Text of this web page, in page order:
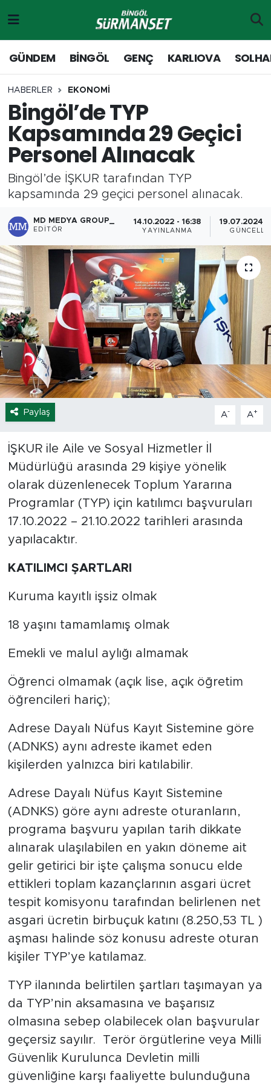
GÜNDEM BİNGÖL GENÇ KARLIOVA
HABERLER EKONOMİ
Bingöl’de TYP
Kapsamında 29 Geçici
Personel Alınacak
Bingöl’de İŞKUR tarafından TYP
kapsamında 29 geçici personel alınacak.
MD MEDYA GROUP_
EDITÖR
14.10.2022 - 16:38
YAYINLANMA
19.07.2024 -
Paylaş A- A+
İŞKUR ile Aile ve Sosyal Hizmetler İl
Müdürlüğü arasında 29 kişiye yönelik
olarak düzenlenecek Toplum Yararına
Programlar (TYP) için katılımcı başvuruları
17.10.2022 – 21.10.2022 tarihleri arasında
yapılacaktır.
KATILIMCI ŞARTLARI
Kuruma kayıtlı işsiz olmak
18 yaşını tamamlamış olmak
Emekli ve malul aylığı almamak
Öğrenci olmamak (açık lise, açık öğretim
öğrencileri hariç);
Adrese Dayalı Nüfus Kayıt Sistemine göre
(ADNKS) aynı adreste ikamet eden
kişilerden yalnızca biri katılabilir.
Adrese Dayalı Nüfus Kayıt Sistemine
(ADNKS) göre aynı adreste oturanların,
programa başvuru yapılan tarih dikkate
alınarak ulaşılabilen en yakın döneme ait
gelir getirici bir işte çalışma sonucu elde
ettikleri toplam kazançlarının asgari ücret
tespit komisyonu tarafından belirlenen net
asgari ücretin birbuçuk katını (8.250,53 TL )
aşması halinde söz konusu adreste oturan
kişiler TYP’ye katılamaz.
TYP ilanında belirtilen şartları taşımayan ya
da TYP’nin aksamasına ve başarısız
olmasına sebep olabilecek olan başvurular
geçersiz sayılır. Terör örgütlerine veya Milli
Güvenlik Kurulunca Devletin milli
güvenliğine karşı faaliyette bulunduğuna
Genç
Solhan
Karlıova
Adaklı-Kiğı
Yayladere-Yedisu
MD Prestij Dergisi
Siyaset
Spor
Yaşam
Sağlık
Eğitim
Ekonomi
Hava Durumu
Tavz Der
Bingöl Kaza Haberleri
Merkez Hava Durumu
Merkez Trafik Yoğunluk Haritası
Süper Lig Puan Durumu ve Fikstür
Tüm Manşetler
Son Dakika Haberleri
Haber Arşivi